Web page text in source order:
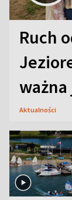
Ruch
ważna
Aktualności